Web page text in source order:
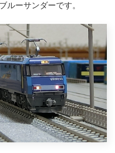
ルーサンダーです。